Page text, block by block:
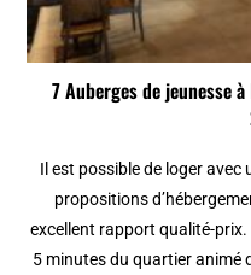
7 Auberges de jeunesse
Il est possible de loger
propositions
excellent rapport qualité-prix.
5 minutes du quartier animé